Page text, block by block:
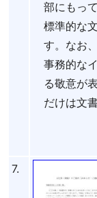
部にもっ
標準的な
す。なお
事務的な
る敬意が
だけは文
7.